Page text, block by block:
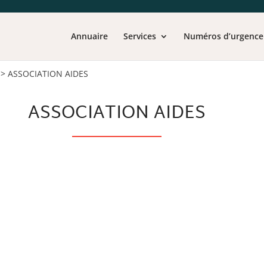
Annuaire Services Numéros d’urgence
>ASSOCIATION AIDES
ASSOCIATION AIDES